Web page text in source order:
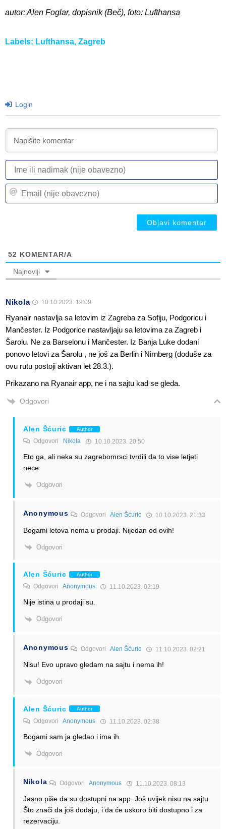
autor: Alen Foglar, dopisnik (Beč), foto: Lufthansa
Labels: Lufthansa, Zagreb
Login
52 KOMENTAR/A
Najnoviji
Nikola 10.10.2023. 19:09
Ryanair nastavlja sa letovim iz Zagreba za Sofiju, Podgoricu i
Mančester. Iz Podgorice nastavljaju sa letovima za Zagreb i
Šarolu. Ne za Barselonu i Mančester. Iz Banja Luke dodani
ponovo letovi za Šarolu , ne još za Berlin i Nirnberg (doduše za
ovu rutu postoji aktivan let 28.3.).
Prikazano na Ryanair app, ne i na sajtu kad se gleda.
Odgovori
Alen Šćuric Author
Odgovori Nikola 10.10.2023. 20:50
Eto ga, ali neka su zagrebomrsci tvrdili da to vise letjeti
nece
Odgovori
Anonymous OdgovoriAlen Šćuric 10.10.2023. 21:33
Bogami letova nema u prodaji. Nijedan od ovih!
Odgovori
Alen Šćuric Author
Odgovori Anonymous 11.10.2023. 02:19
Nije istina u prodaji su.
Odgovori
Anonymous OdgovoriAlen Šćuric 11.10.2023. 02:21
Nisu! Evo upravo gledam na sajtu i nema ih!
Odgovori
Alen Šćuric Author
Odgovori Anonymous 11.10.2023. 02:38
Bogami sam ja gledao i ima ih.
Odgovori
Nikola OdgovoriAnonymous 11.10.2023. 08:13
Jasno piše da su dostupni na app. Još uvijek nisu na sajtu.
Što znači da još dodaju, i da će uskoro biti dostupno i za
rezervaciju.